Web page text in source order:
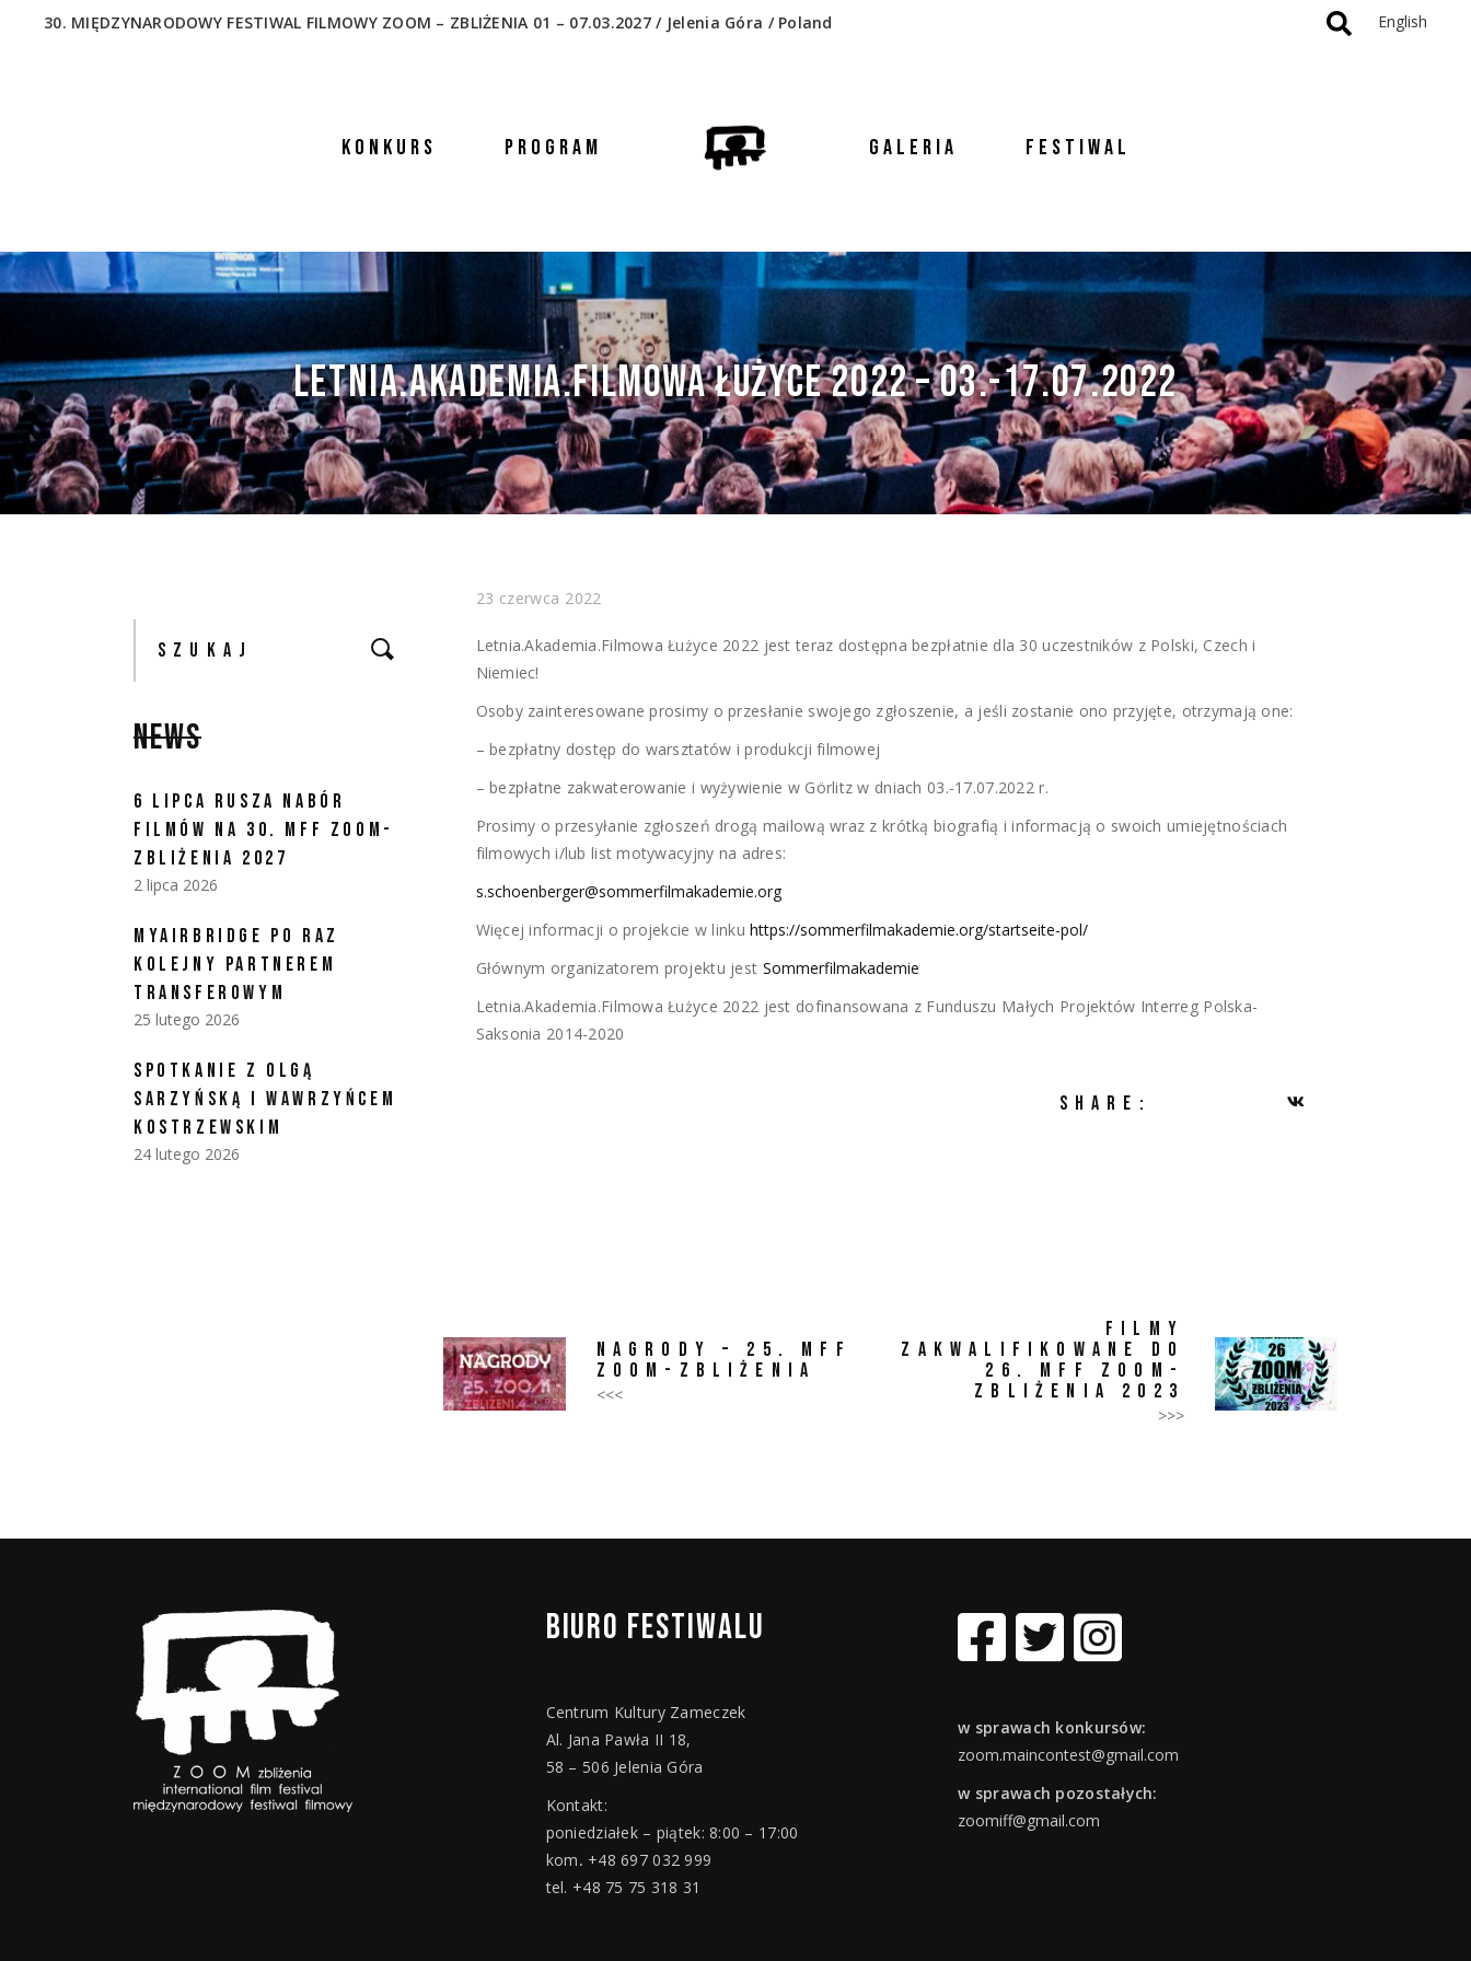
30. MIĘDZYNARODOWY FESTIWAL FILMOWY ZOOM – ZBLIŻENIA 01 – 07.03.2027 / Jelenia Góra / Poland English
KONKURS PROGRAM GALERIA FESTIWAL
LETNIA.AKADEMIA.FILMOWA ŁUŻYCE 2022 – 03.-17.07.2022
NAN
23 czerwca 2022
Letnia.Akademia.Filmowa Łużyce 2022 jest teraz dostępna bezpłatnie dla 30 uczestników z Polski, Czech i
Niemiec!
Osoby zainteresowane prosimy o przesłanie swojego zgłoszenie, a jeśli zostanie ono przyjęte, otrzymają one:
– bezpłatny dostęp do warsztatów i produkcji filmowej
– bezpłatne zakwaterowanie i wyżywienie w Görlitz w dniach 03.-17.07.2022 r.
Prosimy o przesyłanie zgłoszeń drogą mailową wraz z krótką biografią i informacją o swoich umiejętnościach
filmowych i/lub list motywacyjny na adres:
s.schoenberger@sommerfilmakademie.org
Więcej informacji o projekcie w linkuhttps://sommerfilmakademie.org/startseite-pol/
Głównym organizatorem projektu jest Sommerfilmakademie
Letnia.Akademia.Filmowa Łużyce 2022 jest dofinansowana z Funduszu Małych Projektów Interreg Polska-
Saksonia 2014-2020
SHARE:
NAGRODY – 25. MFF
ZOOM-ZBLIŻENIA
<<<
FILMY
ZAKWALIFIKOWANE DO
26. MFF ZOOM-
ZBLIŻENIA 2023
>>>
Szukaj:
NEWS
6 LIPCA RUSZA NABÓR
FILMÓW NA 30. MFF ZOOM-
ZBLIŻENIA 2027
2 lipca 2026
MYAIRBRIDGE PO RAZ
KOLEJNY PARTNEREM
TRANSFEROWYM
25 lutego 2026
SPOTKANIE Z OLGĄ
SARZYŃSKĄ I WAWRZYŃCEM
KOSTRZEWSKIM
24 lutego 2026
BIURO FESTIWALU
Centrum Kultury Zameczek
Al. Jana Pawła II 18,
58 – 506 Jelenia Góra
Kontakt:
poniedziałek – piątek: 8:00 – 17:00
kom. +48 697 032 999
tel. +48 75 75 318 31
w sprawach konkursów:
zoom.maincontest@gmail.com
w sprawach pozostałych:
zoomiff@gmail.com